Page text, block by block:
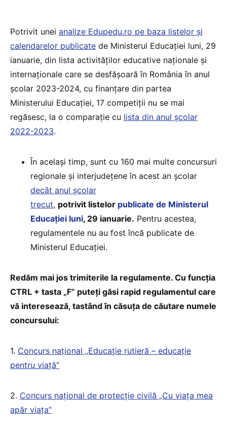
Potrivit unei analize Edupedu.ro pe baza listelor și
calendarelor publicate de Ministerul Educației luni, 29
ianuarie, din lista activităților educative naționale și
internaționale care se desfășoară în România în anul
școlar 2023-2024, cu finanțare din partea
Ministerului Educației, 17 competiții nu se mai
regăsesc, la o comparație cu lista din anul școlar
2022-2023.
În același timp, sunt cu 160 mai multe concursuri
regionale și interjudețene în acest an școlar
decât anul școlar
trecut, potrivit listelor publicate de Ministerul
Educației luni, 29 ianuarie. Pentru acestea,
regulamentele nu au fost încă publicate de
Ministerul Educației.
Redăm mai jos trimiterile la regulamente. Cu funcția
CTRL + tasta „F” puteți găsi rapid regulamentul care
vă interesează, tastând în căsuța de căutare numele
concursului:
1. Concurs național „Educaţie rutieră – educaţie
pentru viaţă”
2. Concurs naţional de protecție civilă „Cu viața mea
apăr viața”